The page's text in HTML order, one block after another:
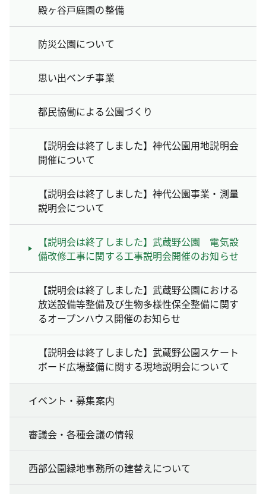
殿ヶ谷戸庭園の整備
防災公園について
思い出ベンチ事業
都民協働による公園づくり
【説明会は終了しました】神代公園用地説明会
開催について
【説明会は終了しました】神代公園事業・測量
説明会について
【説明会は終了しました】武蔵野公園 電気設
備改修工事に関する工事説明会開催のお知らせ
【説明会は終了しました】武蔵野公園における
放送設備等整備及び生物多様性保全整備に関す
るオープンハウス開催のお知らせ
【説明会は終了しました】武蔵野公園スケート
ボード広場整備に関する現地説明会について
イベント・募集案内
審議会・各種会議の情報
西部公園緑地事務所の建替えについて